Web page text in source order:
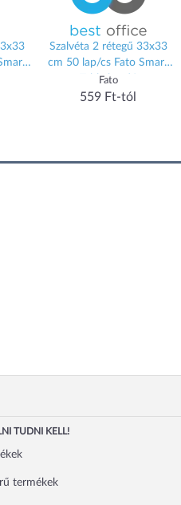
Szalvéta 2 rétegű 33x33
cm 50 lap/cs Fato Smart
Table bordó
Fato
559 Ft-tól
TUDNI KELL!
termékek